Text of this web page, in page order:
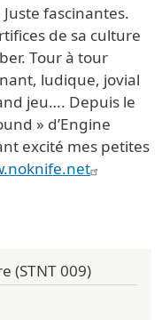
fascinantes.
de sa culture
Tour à tour
ludique, jovial
jeu…. Depuis le
» d’Engine
excité mes petites
(STNT 009)